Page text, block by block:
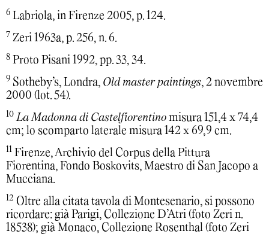
6 Labriola, in Firenze 2005, p. 124.
7 Zeri 1963a, p. 256, n. 6.
8 Proto Pisani 1992, pp. 33, 34.
9 Sotheby’s, Londra, Old master paintings, 2 novembre
2000 (lot. 54).
10 La Madonna di Castelfiorentino misura 151,4 x 74,4
cm; lo scomparto laterale misura 142 x 69,9 cm.
Firenze, Archivio del Corpus della Pittura
Fiorentina, Fondo Boskovits, Maestro di San Jacopo a
Mucciana.
12 Oltre alla citata tavola di Montesenario, si possono
ricordare: già Parigi, Collezione D’Atri (foto Zeri n.
18538); già Monaco, Collezione Rosenthal (foto Zeri